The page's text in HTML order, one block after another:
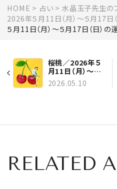
HOME 占い
水晶玉子先生のフ
2026年５月11日（月）～５月17日
５月11日（月）～５月17日（日）の
桜桃／2026年５
月11日（月）～５
月17日（日）の運
勢
2026.05.10
RELATED